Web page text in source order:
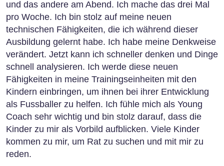
und das andere am Abend. Ich mache das drei Mal
pro Woche. Ich bin stolz auf meine neuen
technischen Fähigkeiten, die ich während dieser
Ausbildung gelernt habe. Ich habe meine Denkweise
verändert. Jetzt kann ich schneller denken und Dinge
schnell analysieren. Ich werde diese neuen
Fähigkeiten in meine Trainingseinheiten mit den
Kindern einbringen, um ihnen bei ihrer Entwicklung
als Fussballer zu helfen. Ich fühle mich als Young
Coach sehr wichtig und bin stolz darauf, dass die
Kinder zu mir als Vorbild aufblicken. Viele Kinder
kommen zu mir, um Rat zu suchen und mit mir zu
reden.